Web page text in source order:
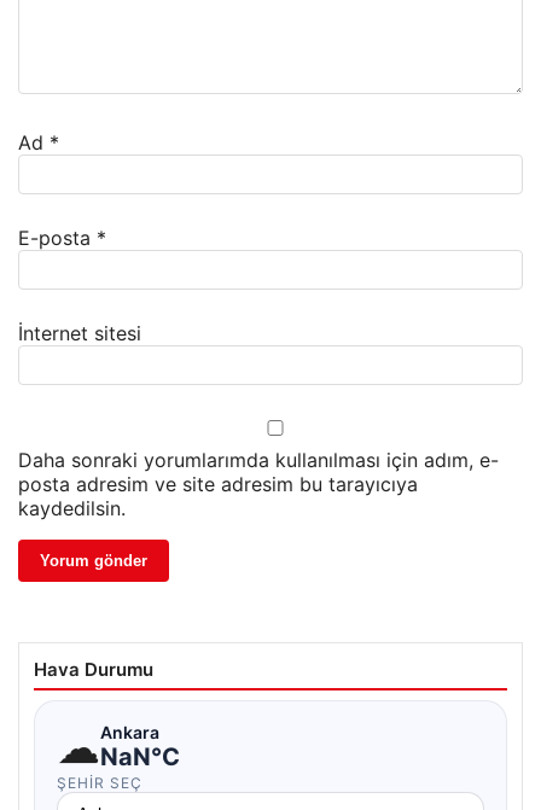
Ad *
E-posta *
İnternet sitesi
Daha sonraki yorumlarımda kullanılması için adım, e-
posta adresim ve site adresim bu tarayıcıya
kaydedilsin.
Hava Durumu
☁Ankara
NaN°C
ŞEHIR SEÇ